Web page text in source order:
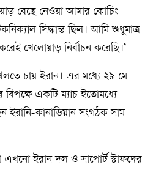
বেছে নেওয়া আমার কোচিং
সিদ্ধান্ত ছিল। আমি শুধুমাত্র
খেলোয়াড় নির্বাচন করেছি।’
চায় ইরান। এর মধ্যে ২৯ মে
একটি ম্যাচ ইতোমধ্যে
ইরানি-কানাডিয়ান সংগঠক সাম
এখনো ইরান দল ও সাপোর্ট স্টাফদের